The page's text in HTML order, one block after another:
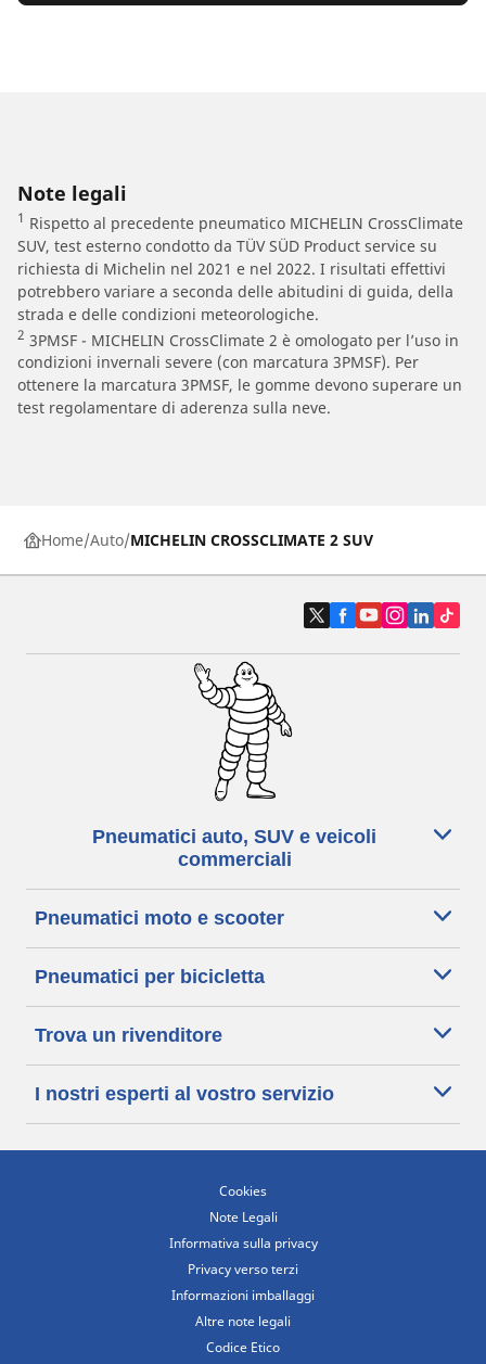
Note legali
1 Rispetto al precedente pneumatico MICHELIN CrossClimate
SUV, test esterno condotto da TÜV SÜD Product service su
richiesta di Michelin nel 2021 e nel 2022. I risultati effettivi
potrebbero variare a seconda delle abitudini di guida, della
strada e delle condizioni meteorologiche.
2 3PMSF - MICHELIN CrossClimate 2 è omologato per l’uso in
condizioni invernali severe (con marcatura 3PMSF). Per
ottenere la marcatura 3PMSF, le gomme devono superare un
test regolamentare di aderenza sulla neve.
Home Auto MICHELIN CROSSCLIMATE 2 SUV
Pneumatici auto, SUV e veicoli
commerciali
Pneumatici moto e scooter
Pneumatici per bicicletta
Trova un rivenditore
I nostri esperti al vostro servizio
Cookies
Note Legali
Informativa sulla privacy
Privacy verso terzi
Informazioni imballaggi
Altre note legali
Codice Etico